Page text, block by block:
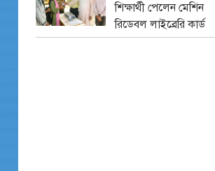
শিক্ষার্থী পেলেন মেশিন
রিডেবল লাইব্রেরি কার্ড